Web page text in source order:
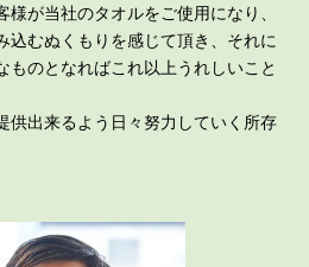
が当社のタオルをご使⽤になり、
込むぬくもりを感じて頂き、それに
ものとなればこれ以上うれしいこと
供出来るよう⽇々努⼒していく所存